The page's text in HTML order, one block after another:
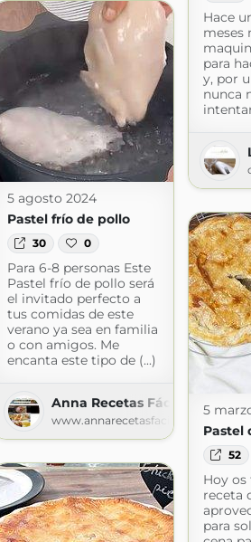
Hace
meses
para
y, por
nunca
5 agosto 2024
Pastel frío de pollo
30 0
Para 6-8 personas Este
Pastel frío de pollo será
el invitado perfecto a
tus comidas de este
verano ya sea en familia
o con amigos. Me
encanta este tipo de (...)
Anna Recetas Fáciles
www.annarecetasfaciles.com
5
Pastel
52
Hoy
receta
para